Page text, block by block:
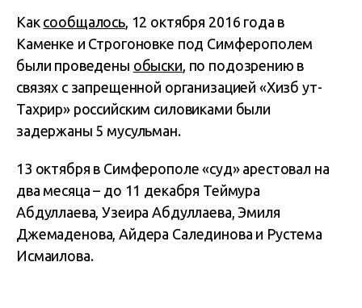
Как сообщалось, 12 октября 2016 года в
Каменке и Строгоновке под Симферополем
были проведены обыски, по подозрению в
связях с запрещенной организацией «Хизб ут-
Тахрир» российским силовиками были
задержаны 5 мусульман.
13 октября в Симферополе «суд» арестовал на
два месяца – до 11 декабря Теймура
Абдуллаева, Узеира Абдуллаева, Эмиля
Джемаденова, Айдера Салединова и Рустема
Исмаилова.